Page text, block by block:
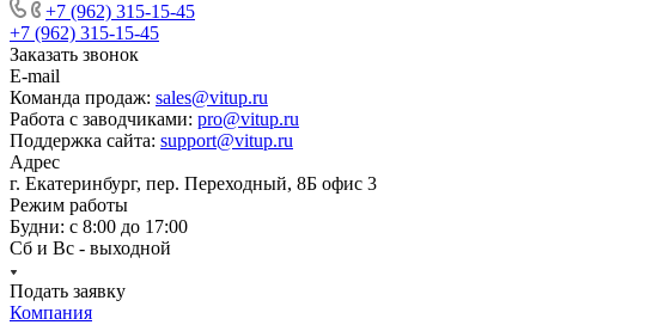
+7 (962) 315-15-45
+7 (962) 315-15-45
Заказать звонок
E-mail
Команда продаж: sales@vitup.ru
Работа с заводчиками: pro@vitup.ru
Поддержка сайта: support@vitup.ru
Адрес
г. Екатеринбург, пер. Переходный, 8Б офис 3
Режим работы
Будни: с 8:00 до 17:00
Сб и Вс - выходной
Подать заявку
Компания